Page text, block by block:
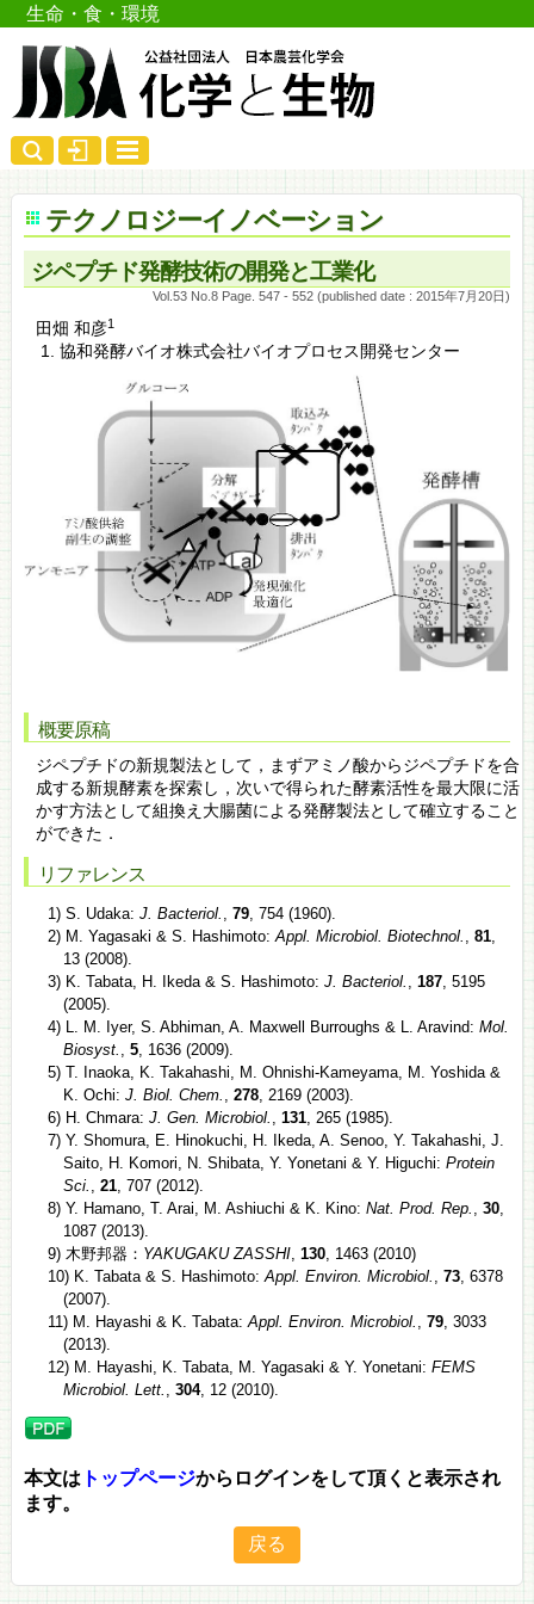
生命・食・環境
テクノロジーイノベーション
ジペプチド発酵技術の開発と工業化
Vol.53 No.8 Page. 547 - 552 (published date : 2015年7月20日)
田畑 和彦1
協和発酵バイオ株式会社バイオプロセス開発センター
概要原稿
ジペプチドの新規製法として，まずアミノ酸からジペプチドを合
成する新規酵素を探索し，次いで得られた酵素活性を最大限に活
かす方法として組換え大腸菌による発酵製法として確立すること
ができた．
リファレンス
1) S. Udaka: J. Bacteriol. , 79, 754 (1960).
2) M. Yagasaki & S. Hashimoto:Appl. Microbiol. Biotechnol. , 81,
13 (2008).
3) K. Tabata, H. Ikeda & S. Hashimoto: J. Bacteriol. , 187, 5195
(2005).
4) L. M. Iyer, S. Abhiman, A. Maxwell Burroughs & L. Aravind: Mol.
Biosyst. , 5, 1636 (2009).
5) T. Inaoka, K. Takahashi, M. Ohnishi-Kameyama, M. Yoshida &
K. Ochi: J. Biol. Chem. , 278, 2169 (2003).
6) H. Chmara: J. Gen. Microbiol. , 131, 265 (1985).
7) Y. Shomura, E. Hinokuchi, H. Ikeda, A. Senoo, Y. Takahashi, J.
Saito, H. Komori, N. Shibata, Y. Yonetani & Y. Higuchi: Protein
Sci. , 21, 707 (2012).
8) Y. Hamano, T. Arai, M. Ashiuchi & K. Kino: Nat. Prod. Rep. , 30,
1087 (2013).
9) 木野邦器： YAKUGAKU ZASSHI, 130, 1463 (2010)
10) K. Tabata & S. Hashimoto:Appl. Environ. Microbiol. , 73, 6378
(2007).
11) M. Hayashi & K. Tabata:Appl. Environ. Microbiol. , 79, 3033
(2013).
12) M. Hayashi, K. Tabata, M. Yagasaki & Y. Yonetani: FEMS
Microbiol. Lett. , 304, 12 (2010).
本文は トップページからログインをして頂くと表示され
ます。